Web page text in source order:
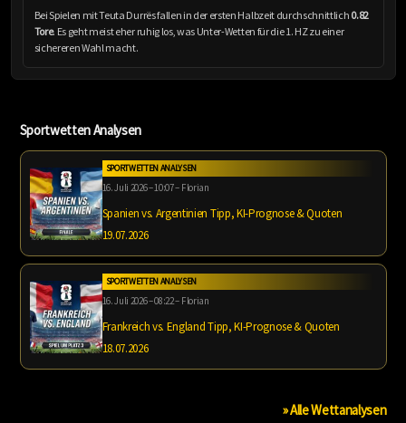
Bei Spielen mit Teuta Durrës fallen in der ersten Halbzeit durchschnittlich 0.82
Tore. Es geht meist eher ruhig los, was Unter-Wetten für die 1. HZ zu einer
sichereren Wahl macht.
Sportwetten Analysen
SPORTWETTEN ANALYSEN
16. Juli 2026 – 10:07 – Florian
Spanien vs. Argentinien Tipp, KI-Prognose & Quoten
19.07.2026
SPORTWETTEN ANALYSEN
16. Juli 2026 – 08:22 – Florian
Frankreich vs. England Tipp, KI-Prognose & Quoten
18.07.2026
» Alle Wettanalysen